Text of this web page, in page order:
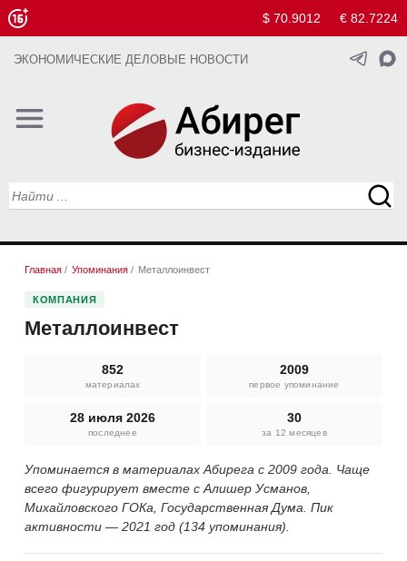
$ 70.9012 € 82.7224
ЭКОНОМИЧЕСКИЕ ДЕЛОВЫЕ НОВОСТИ
Главная / Упоминания / Металлоинвест
КОМПАНИЯ
Металлоинвест
852
материалах
2009
первое упоминание
28 июля 2026
последнее
30
за 12 месяцев
Упоминается в материалах Абирега с 2009 года. Чаще
всего фигурирует вместе с Алишер Усманов,
Михайловского ГОКа, Государственная Дума. Пик
активности — 2021 год (134 упоминания).